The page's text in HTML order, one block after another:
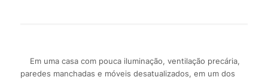
Em uma casa com pouca iluminação, ventilação precária,
paredes manchadas e móveis desatualizados, em um dos